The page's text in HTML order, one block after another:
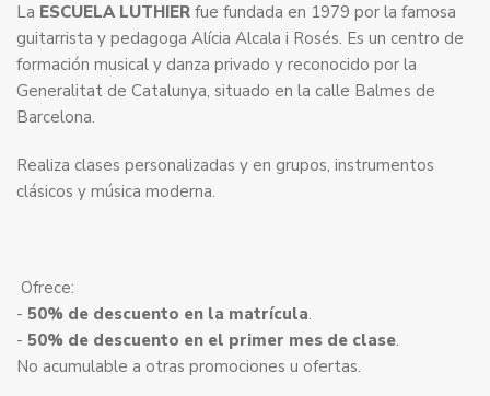
La ESCUELA LUTHIER fue fundada en 1979 por la famosa
guitarrista y pedagoga Alícia Alcala i Rosés. Es un centro de
formación musical y danza privado y reconocido por la
Generalitat de Catalunya, situado en la calle Balmes de
Barcelona.
Realiza clases personalizadas y en grupos, instrumentos
clásicos y música moderna.
Ofrece:
- 50% de descuento en la matrícula.
- 50% de descuento en el primer mes de clase.
No acumulable a otras promociones u ofertas.